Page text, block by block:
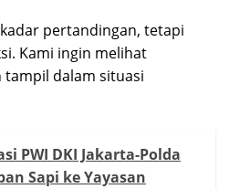
pertandingan, tetapi
Kami ingin melihat
tampil dalam situasi
PWI DKI Jakarta-Polda
Sapi ke Yayasan